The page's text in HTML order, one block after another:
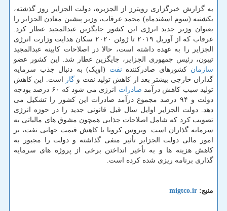
به گزارش خبرگزاری رویترز از الجزیره، دولت الجزایر روز گذشته،
یکشنبه (سوم اسفندماه) محمد عرقاب، وزیر پیشین معادن الجزایر را
بعنوان وزیر جدید انرژی این کشور جایگزین عبدالمجید عطار کرد.
عرقاب که از آوریل ۲۰۱۹ تا ژوئن ۲۰۲۰ سکان هدایت وزارت انرژی
الجزایر را به عهده داشته است، حالا در اصلاحات کابینه عبدالمجید
تیبون، رئیس جمهوری الجزایر، جایگزین عطار شد. این کشور عضو
سازمان کشورهای صادرکننده نفت (اوپک) به دنبال جذب سرمایه
گذاران خارجی بیشتر بعد از کاهش تولید نفت و گاز است. این کاهش
تولید سبب کاهش درآمد صادرات
انرژی می شود که ۶۰ درصد بودجه
دولت و ۹۴ درصد مجموع درآمد صادرات این کشور را تشکیل می
دهد. دولت الجزایر اوایل سال قبل قانونی جدید را در حوزه انرژی
تصویب کرد که شامل اصلاحات جذابی همچون مشوق های مالیاتی به
سرمایه گذاران است. ویروس کرونا با کاهش قیمت جهانی نفت، بر
امور مالی دولت الجزایر تأثیر منفی گذاشته و دولت را مجبور به
کاهش هزینه ها و به تأخیر انداختن برخی از پروژه های سرمایه
گذاری برنامه ریزی شده کرده است.
منبع: migtco.ir